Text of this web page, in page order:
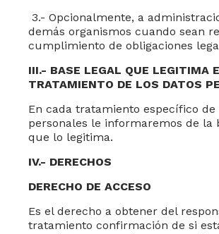
3.- Opcionalmente, a
demás organismos cuando sean
cumplimiento de obligaciones
III.- BASE LEGAL QUE LEGITIMA
TRATAMIENTO DE LOS DATOS
En cada tratamiento específico de
personales le informaremos de la
que lo legitima.
IV.- DERECHOS
DERECHO DE ACCESO
Es el derecho a obtener del
tratamiento confirmación de si